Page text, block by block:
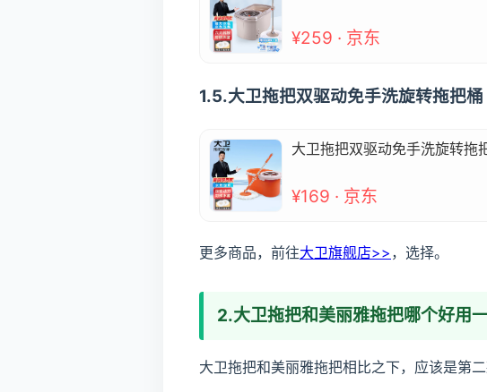
¥259 · 京东
1.5.大卫拖把双驱动免手洗旋转拖把
大卫拖把双驱动免手洗旋转拖
¥169 · 京东
更多商品，前往大卫旗舰店>> ，选择。
2.大卫拖把和美丽雅拖把哪个好用一
大卫拖把和美丽雅拖把相比之下，应该是第